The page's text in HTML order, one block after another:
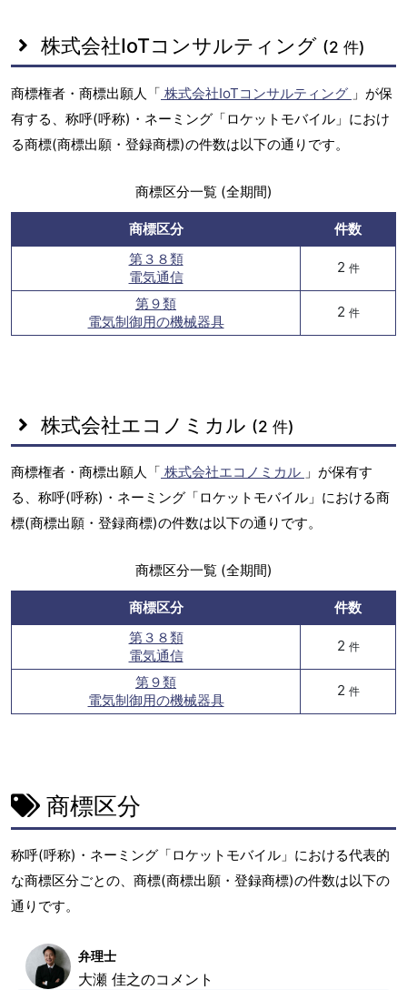
株式会社IoTコンサルティング (2 件)
商標権者・商標出願人「 株式会社IoTコンサルティング 」が保
有する、称呼(呼称)・ネーミング「ロケットモバイル」におけ
る商標(商標出願・登録商標)の件数は以下の通りです。
商標区分一覧 (全期間)
商標区分
件数
第３８類
電気通信
2 件
第９類
電気制御用の機械器具
2 件
株式会社エコノミカル (2 件)
商標権者・商標出願人「 株式会社エコノミカル 」が保有す
る、称呼(呼称)・ネーミング「ロケットモバイル」における商
標(商標出願・登録商標)の件数は以下の通りです。
商標区分一覧 (全期間)
商標区分
件数
第３８類
電気通信
2 件
第９類
電気制御用の機械器具
2 件
商標区分
称呼(呼称)・ネーミング「ロケットモバイル」における代表的
な商標区分ごとの、商標(商標出願・登録商標)の件数は以下の
通りです。
弁理士
大瀬 佳之のコメント